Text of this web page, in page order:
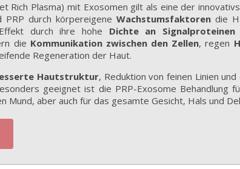
Rich Plasma) mit Exosomen gilt als eine der
PRP durch körpereigene Wachstumsfaktoren die
durch ihre hohe Dichte an Signalproteinen
die Kommunikation zwischen den Zellen, regen
Regeneration der Haut.
Hautstruktur, Reduktion von feinen Linien
geeignet ist die PRP-Exosome Behandlung
Mund, aber auch für das gesamte Gesicht, Hals und